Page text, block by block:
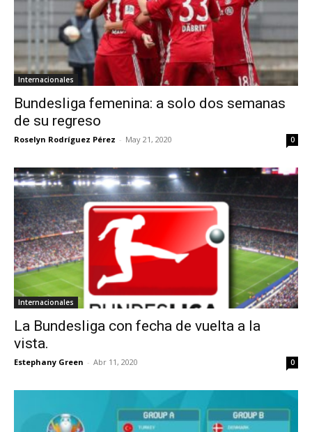
Internacionales
Bundesliga femenina: a solo dos semanas
de su regreso
Roselyn Rodríguez Pérez - May 21, 2020 0
Internacionales
La Bundesliga con fecha de vuelta a la
vista.
Estephany Green - Abr 11, 2020 0